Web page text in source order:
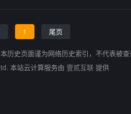
1 尾页
史页面谨为网络历史索引，不代表被查
本站云计算服务由 壹贰互联 提供